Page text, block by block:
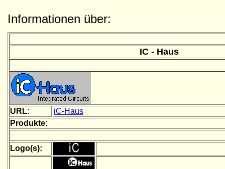
Informationen über:
IC - Haus
URL:
iC-Haus
Produkte:
Logo(s):